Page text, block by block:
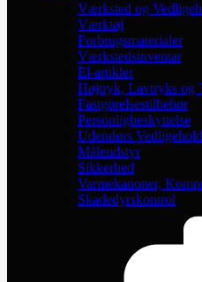
Værksted og
Værktøj
Forbrugsmaterialer
Værkstedsinventar
El-artikler
Højtryk, Lavtryks og
Fastgørelsestilbehør
Personligbeskyttelse
Udendørs
Måleudstyr
Sikkerhed
Varmekanoner,
Skadedyrskontrol